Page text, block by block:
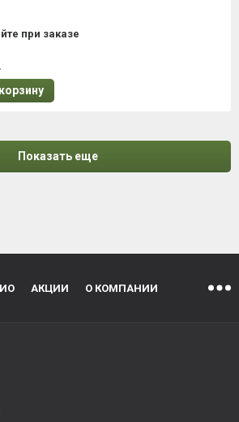
при заказе
Показать еще
АКЦИИ О КОМПАНИИ